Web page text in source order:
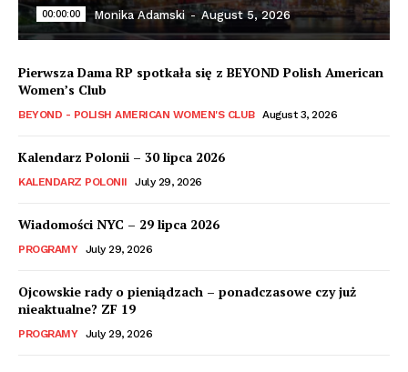
00:00:00 Monika Adamski - August 5, 2026
Pierwsza Dama RP spotkała się z BEYOND Polish American
Women’s Club
BEYOND - POLISH AMERICAN WOMEN'S CLUB August 3, 2026
Kalendarz Polonii – 30 lipca 2026
KALENDARZ POLONII July 29, 2026
Wiadomości NYC – 29 lipca 2026
PROGRAMY July 29, 2026
Ojcowskie rady o pieniądzach – ponadczasowe czy już
nieaktualne? ZF 19
PROGRAMY July 29, 2026